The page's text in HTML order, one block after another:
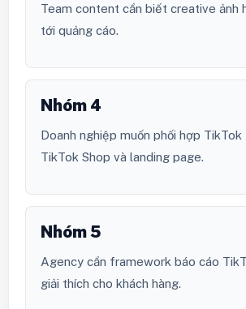
Team content cần biết creative ảnh
tới quảng cáo.
Nhóm 4
Doanh nghiệp muốn phối hợp TikTok
TikTok Shop và landing page.
Nhóm 5
Agency cần framework báo cáo
giải thích cho khách hàng.